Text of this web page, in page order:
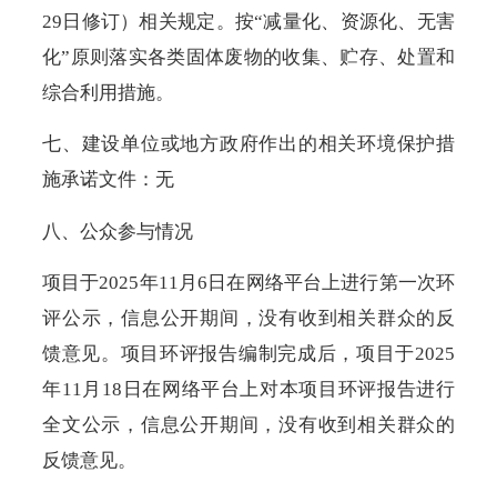
29日修订）相关规定。按“减量化、资源化、无害
化”原则落实各类固体废物的收集、贮存、处置和
综合利用措施。
七、建设单位或地方政府作出的相关环境保护措
施承诺文件：无
八、公众参与情况
项目于2025年11月6日在网络平台上进行第一次环
评公示，信息公开期间，没有收到相关群众的反
馈意见。项目环评报告编制完成后，项目于2025
年11月18日在网络平台上对本项目环评报告进行
全文公示，信息公开期间，没有收到相关群众的
反馈意见。